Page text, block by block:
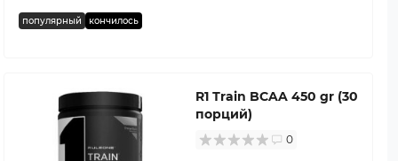
популярный кончилось
R1 Тrain BCAA 450 gr (30
порций)
0